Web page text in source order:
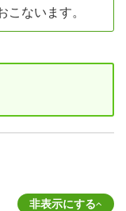
ないます。
非表示にする